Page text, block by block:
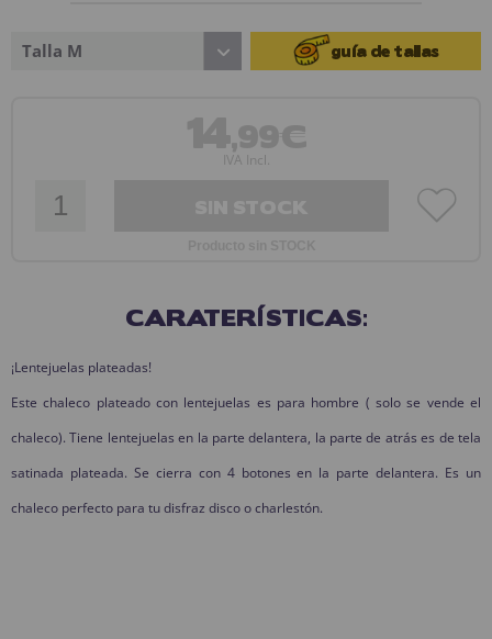
Talla M guía de tallas
14,99€
IVA Incl.
CARATERÍSTICAS:
¡Lentejuelas plateadas!
Este chaleco plateado con lentejuelas es para hombre ( solo se vende el
chaleco). Tiene lentejuelas en la parte delantera, la parte de atrás es de tela
satinada plateada. Se cierra con 4 botones en la parte delantera. Es un
chaleco perfecto para tu disfraz disco o charlestón.